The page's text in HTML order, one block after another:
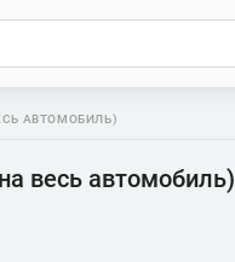
АВТОМОБИЛЬ)
весь автомобиль)